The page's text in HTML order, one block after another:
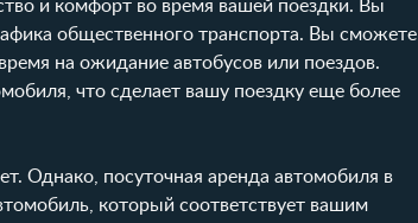
и комфорт во время вашей поездки. Вы
общественного транспорта. Вы сможете
на ожидание автобусов или поездов.
что сделает вашу поездку еще более
Однако, посуточная аренда автомобиля в
который соответствует вашим